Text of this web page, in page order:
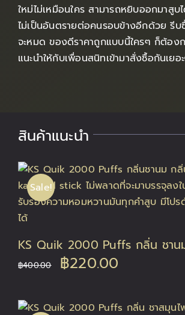
ใหม่ไม่เหมือนใคร สามารถหยิบออกมาสูบ
ไม่เป็นอันตรายต่อคนรอบข้างอีกด้วย รีบ
จะหมด ของดีราคาถูกแบบนี้ใครๆ ก็ต้อง
แนะนำให้กับเพื่อนสนิทเข้ามาสั่งซื้อกันเยอ
สินค้าแนะนำ
Sale!
KS Quik 2000 Puffs กลิ่น ชาน
฿400.00
Original
฿220.00